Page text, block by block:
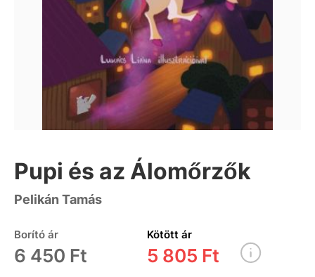
Pupi és az Álomőrzők
Pelikán Tamás
Borító ár
6 450 Ft
Kötött ár
5 805 Ft